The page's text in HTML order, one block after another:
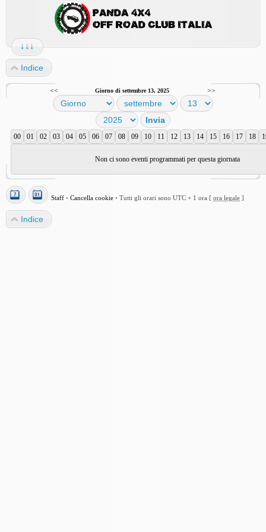
↓↓↓
Indice
<< Giorno di settembre 13, 2025 >>
00 01 02 03 04 05 06 07 08 09 10 11 12 13 14 15 16 17 18
Non ci sono eventi programmati per questa giornata
Staff • Cancella cookie • Tutti gli orari sono UTC + 1 ora [ ora legale ]
Indice